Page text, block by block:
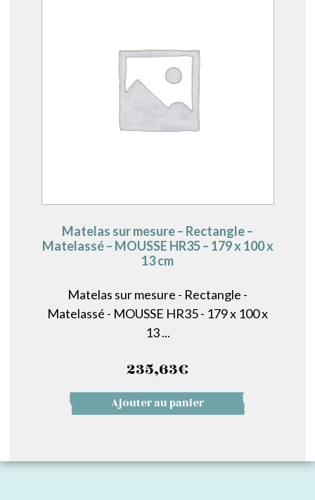
Matelas sur mesure – Rectangle –
Matelassé – MOUSSE HR35 – 179 x 100 x
13 cm
Matelas sur mesure - Rectangle -
Matelassé - MOUSSE HR35 - 179 x 100 x
13 ...
235,63€
Ajouter au panier